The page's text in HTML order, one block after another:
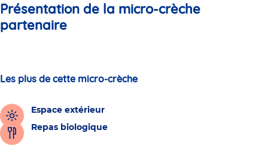
Présentation de la micro-crèche
partenaire
Les plus de cette micro-crèche
Espace extérieur
Repas biologique